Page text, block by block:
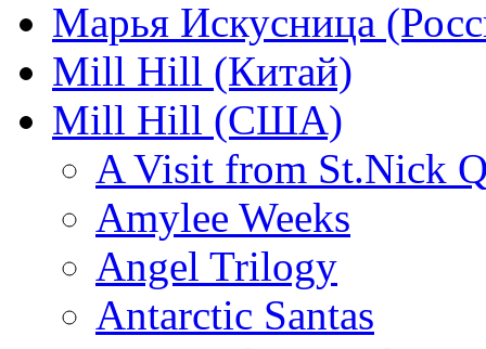
Марья Искусница
Mill Hill (Китай)
Mill Hill (США)
A Visit from St.Nick
Amylee Weeks
Angel Trilogy
Antarctic Santas